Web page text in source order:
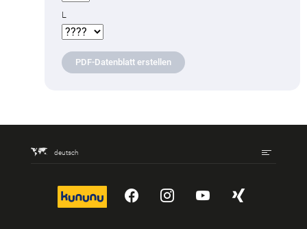
L
PDF-Datenblatt erstellen
deutsch
kununu YouTubeInstagram
YouTubeXing